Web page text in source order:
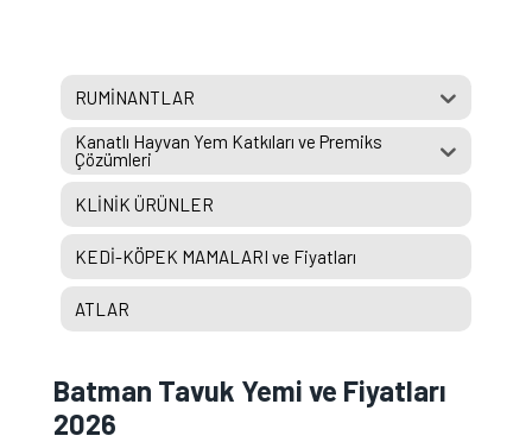
RUMİNANTLAR
Kanatlı Hayvan Yem Katkıları ve Premiks
Çözümleri
KLİNİK ÜRÜNLER
KEDİ-KÖPEK MAMALARI ve Fiyatları
ATLAR
Batman Tavuk Yemi ve Fiyatları
2026